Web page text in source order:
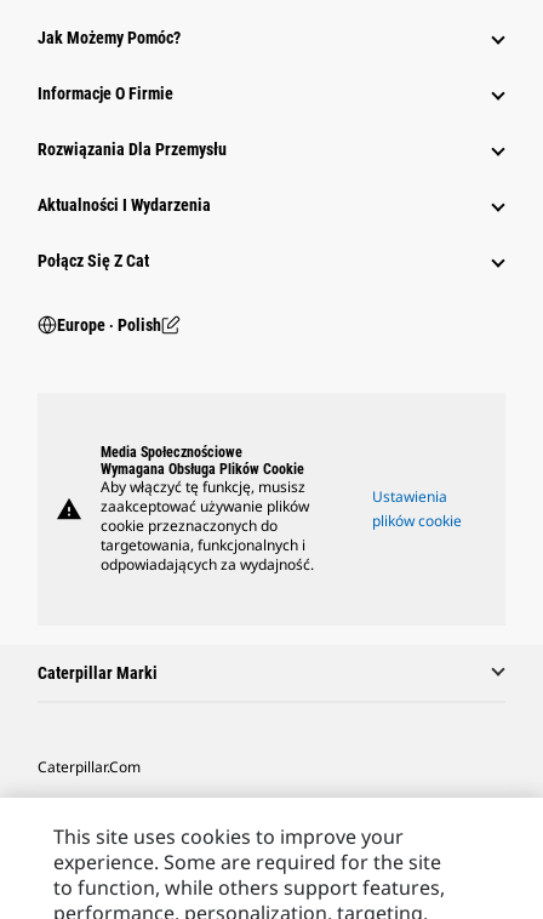
Jak Możemy Pomóc?
Informacje O Firmie
Rozwiązania Dla Przemysłu
Aktualności I Wydarzenia
Połącz Się Z Cat
Europe ‧ Polish
warning
Media Społecznościowe
Wymagana Obsługa Plików Cookie
Aby włączyć tę funkcję, musisz
zaakceptować używanie plików
cookie przeznaczonych do
targetowania, funkcjonalnych i
odpowiadających za wydajność.
Ustawienia
plików cookie
Caterpillar Marki
Caterpillar.com
Caterpillar Kontakt
Moje Preferencje Marketingowe
This site uses cookies to improve your
experience. Some are required for the site
to function, while others support features,
performance, personalization, targeting,